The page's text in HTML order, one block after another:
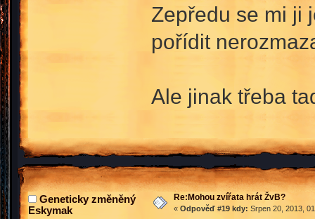
Zepředu se mi ji
pořídit
Ale jinak třeba
Geneticky změněný
Eskymak
Re:Mohou zvířata hrát ŽvB?
« Odpověď #19 kdy: Srpen 20, 2013,